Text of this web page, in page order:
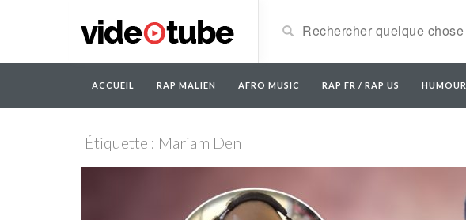
ACCUEIL RAP MALIEN AFRO MUSIC RAP FR / RAP US HUMOUR
Étiquette : Mariam Den